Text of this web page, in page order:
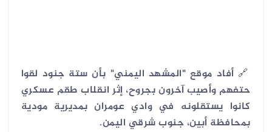
🔗 أفاد موقع "المشهد اليمني" بأن ستة جنود لقوا
حتفهم وأصيب آخرون بجروح، إثر انقلاب طقم عسكري
كانوا يستقلونه في وادي عومران بمديرية مودية
بمحافظة أبين، جنوب شرقي اليمن.